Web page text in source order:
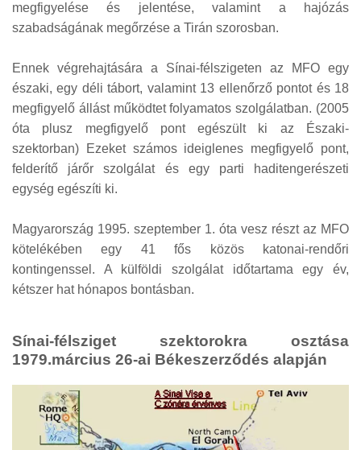
megfigyelése és jelentése, valamint a hajózás
szabadságának megőrzése a Tirán szorosban.
Ennek végrehajtására a Sínai-félszigeten az MFO egy
északi, egy déli tábort, valamint 13 ellenőrző pontot és 18
megfigyelő állást működtet folyamatos szolgálatban. (2005
óta plusz megfigyelő pont egészült ki az Északi-
szektorban) Ezeket számos ideiglenes megfigyelő pont,
felderítő járőr szolgálat és egy parti haditengerészeti
egység egészíti ki.
Magyarország 1995. szeptember 1. óta vesz részt az MFO
kötelékében egy 41 fős közös katonai-rendőri
kontingenssel. A külföldi szolgálat időtartama egy év,
kétszer hat hónapos bontásban.
Sínai-félsziget szektorokra osztása
1979.március 26-ai Békeszerződés alapján